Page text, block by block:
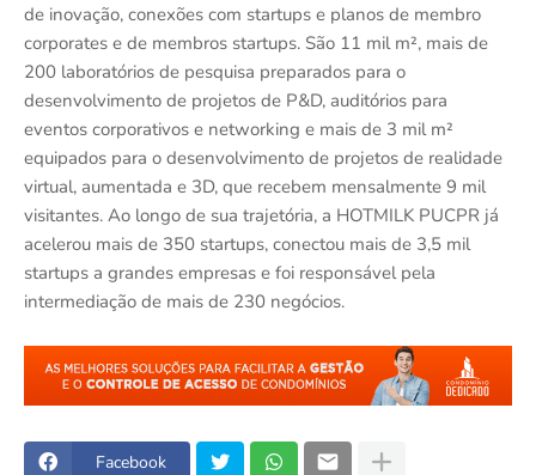
de inovação, conexões com startups e planos de membro
corporates e de membros startups. São 11 mil m², mais de
200 laboratórios de pesquisa preparados para o
desenvolvimento de projetos de P&D, auditórios para
eventos corporativos e networking e mais de 3 mil m²
equipados para o desenvolvimento de projetos de realidade
virtual, aumentada e 3D, que recebem mensalmente 9 mil
visitantes. Ao longo de sua trajetória, a HOTMILK PUCPR já
acelerou mais de 350 startups, conectou mais de 3,5 mil
startups a grandes empresas e foi responsável pela
intermediação de mais de 230 negócios.
Facebook